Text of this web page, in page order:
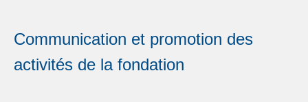
Communication et promotion des
activités de la fondation